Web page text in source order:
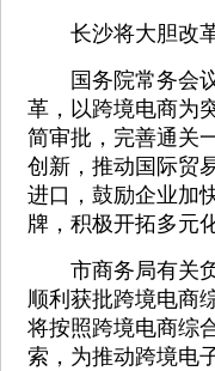
长沙将大胆改
国务院常务会议
革，以跨境电商为
简审批，完善通关
创新，推动国际贸
进口，鼓励企业加
牌，积极开拓多元
市商务局有关负
顺利获批跨境电商
将按照跨境电商综
索，为推动跨境电